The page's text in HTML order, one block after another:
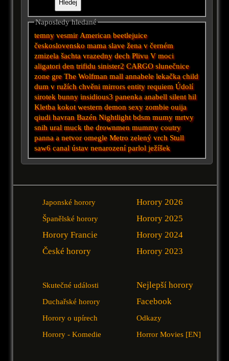
Naposledy hledané
temny vesmir American beetlejuice
československo mama slave žena v černém
zmizela šachta vrazedny dech Plivu V moci
aligatori den trifidu sinister2 CARGO slunečnice
zonegre The Wolfman mall annabele lekačka child
dum v ružích chvěni mirrors entity requiem Údolí
sirotek bunny insidious3 panenka anabell silent hil
Kletba kokot western demon sexy zombie ouija
qiudi havran Bazén Nightlight bdsm mumy mrtvy
snih ural muck the drownmen mummy coutry
panna a netvor omegle Metro zelený vrch Stull
saw6 canal ústav nenarození parlol ježíšek
Japonské horory
Španělské horory
Horory Francie
České horory
Horory 2026
Horory 2025
Horory 2024
Horory 2023
Skutečné události
Duchařské horory
Horory o upírech
Horory - Komedie
Nejlepší horory
Facebook
Odkazy
Horror Movies [EN]